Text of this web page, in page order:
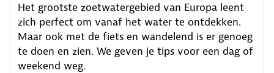
Het grootste zoetwatergebied van Europa leent
zich perfect om vanaf het water te ontdekken.
Maar ook met de fiets en wandelend is er genoeg
te doen en zien. We geven je tips voor een dag of
weekend weg.